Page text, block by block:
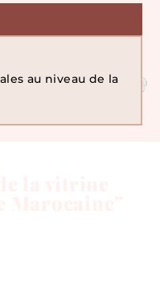
au niveau de la